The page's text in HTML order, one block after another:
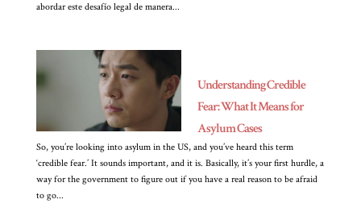
abordar este desafío legal de manera...
Understanding Credible
Fear: What It Means for
Asylum Cases
So, you’re looking into asylum in the US, and you’ve heard this term
‘credible fear.’ It sounds important, and it is. Basically, it’s your first hurdle, a
way for the government to figure out if you have a real reason to be afraid
to go...